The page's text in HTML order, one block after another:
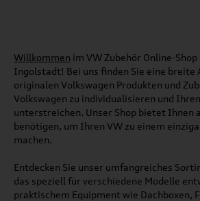
Willkommen im VW Zubehör Online-
Ingolstadt! Bei uns finden Sie eine breite
originalen Volkswagen Produkten und
Volkswagen zu individualisieren und
unterstreichen. Unser Shop bietet Ihnen
benötigen, um Ihren VW zu einem
machen.
Entdecken Sie unser umfangreiches
das speziell für verschiedene Modelle
praktischem Equipment wie Dachboxen,